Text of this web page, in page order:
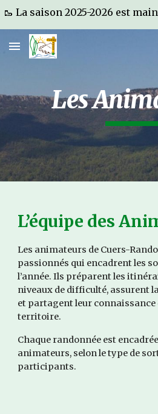
Les
L’équipe des
Les animateurs de Cuers-
passionnés qui encadrent les
l’année. Ils préparent les
niveaux de difficulté, assurent
et partagent leur connaissance
territoire.
Chaque randonnée est
animateurs, selon le type de
participants.